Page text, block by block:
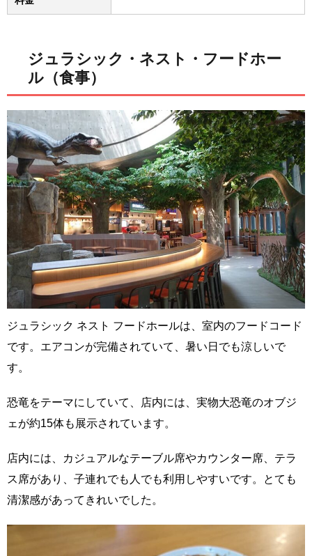
ジュラシック・ネスト・フードホー
ル（食事）
ジュラシック ネスト フードホールは、室内のフードコード
です。エアコンが完備されていて、暑い日でも涼しいで
す。
恐竜をテーマにしていて、店内には、実物大恐竜のオブジ
ェが約15体も展示されています。
店内には、カジュアルなテーブル席やカウンター席、テラ
ス席があり、子連れでも人でも利用しやすいです。とても
清潔感があってきれいでした。